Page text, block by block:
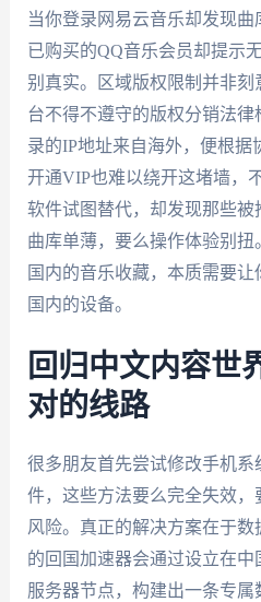
当你登录网易云音乐却发现
已购买的QQ音乐会员却提示
别真实。区域版权限制并非
台不得不遵守的版权分销法
录的IP地址来自海外，便根据
开通VIP也难以绕开这堵墙，
软件试图替代，却发现那些被
曲库单薄，要么操作体验别
国内的音乐收藏，本质需要
国内的设备。
回归中文内容世
对的线路
很多朋友首先尝试修改手机
件，这些方法要么完全失效
风险。真正的解决方案在于
的回国加速器会通过设立在
服务器节点，构建出一条专